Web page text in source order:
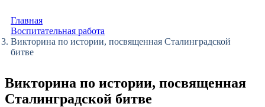
Главная
Воспитательная работа
Викторина по истории, посвященная Сталинградской
битве
Викторина по истории, посвященная
Сталинградской битве